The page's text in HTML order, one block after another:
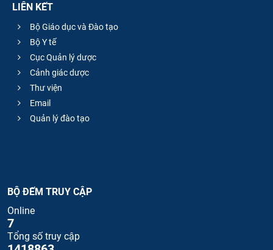
LIÊN KẾT
Bộ Giáo dục và Đào tạo
Bộ Y tế
Cục Quản lý dược
Cảnh giác dược
Thư viện
Email
Quản lý đào tạo
BỘ ĐẾM TRUY CẬP
Online
7
Tổng số truy cập